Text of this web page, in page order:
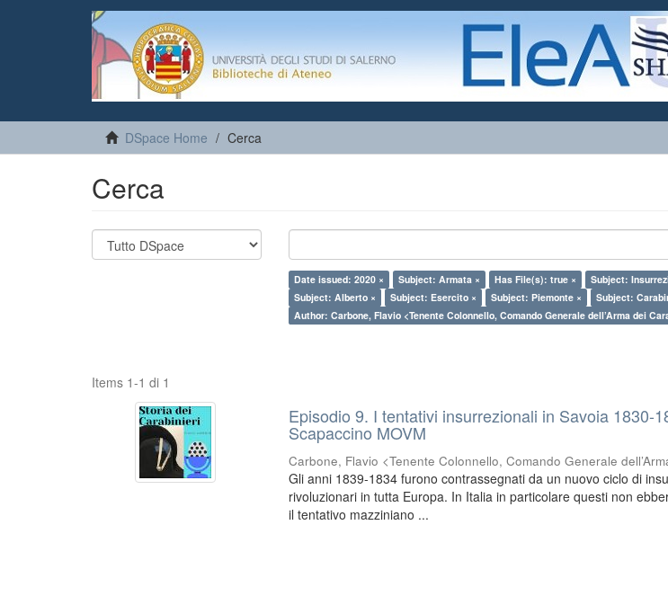
DSpace Home Cerca
Cerca
Date issued: 2020 × Subject: Armata × Has File(s): true × Subject:
Subject: Alberto ×
Subject: Esercito × Subject: Piemonte ×
Subject:
Author: Carbone, Flavio <Tenente Colonnello, Comando Generale dell’Arma dei
Items 1-1 di 1
Episodio 9. I tentativi insurrezionali in Savoia 1830-
Scapaccino MOVM
Carbone, Flavio <Tenente Colonnello, Comando Generale
Gli anni 1839-1834 furono contrassegnati da un nuovo ciclo di
rivoluzionari in tutta Europa. In Italia in particolare questi non
il tentativo mazziniano ...